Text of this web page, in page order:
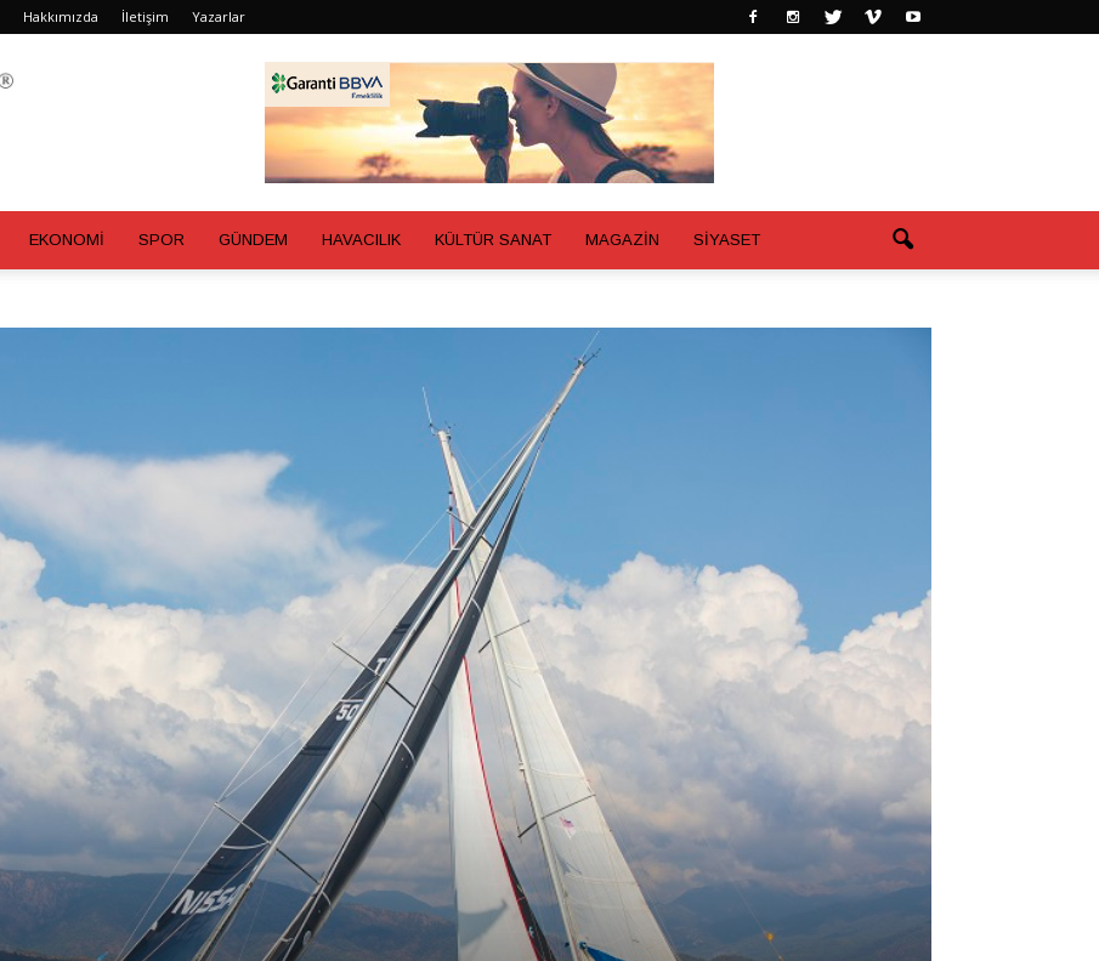
Hakkımızda İletişim Yazarlar
EKONOMİ SPOR GÜNDEM HAVACILIK KÜLTÜR SANAT MAGAZİN SİYASET